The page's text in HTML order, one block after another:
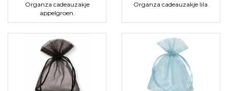
Organza cadeauzakje
appelgroen.
Organza cadeauzakje lila.